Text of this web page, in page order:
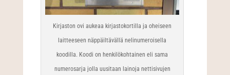
Kirjaston ovi aukeaa kirjastokortilla ja oheiseen
laitteeseen näppäiltävällä nelinumeroisella
koodilla. Koodi on henkilökohtainen eli sama
numerosarja jolla uusitaan lainoja nettisivujen